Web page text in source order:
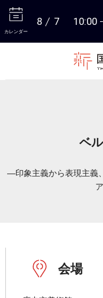
カレンダー
8 7 10:00
ベ
―印象主義から表現主義
会場